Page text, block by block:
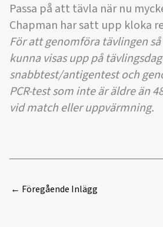
Passa på att tävla när nu
Chapman har satt upp kloka
För att genomföra tävlingen
kunna visas upp på
snabbtest/antigentest och
PCR-test som inte är äldre än
vid match eller uppvärmning.
← Föregående Inlägg